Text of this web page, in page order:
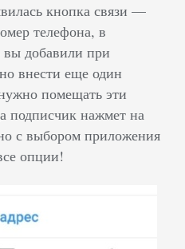
кнопка связи ––
телефона, в
вы добавили при
внести еще один
помещать эти
подписчик нажмет на
с выбором приложения
опции!